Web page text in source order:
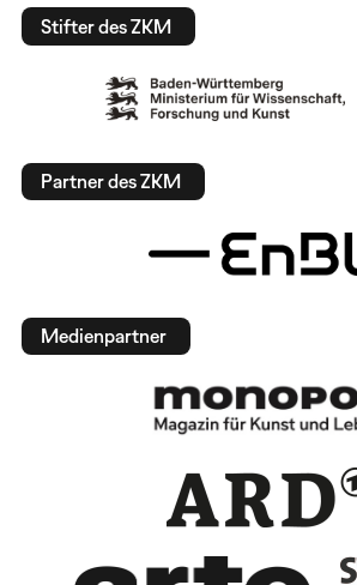
Stifter des ZKM
Partner des ZKM
Medienpartner